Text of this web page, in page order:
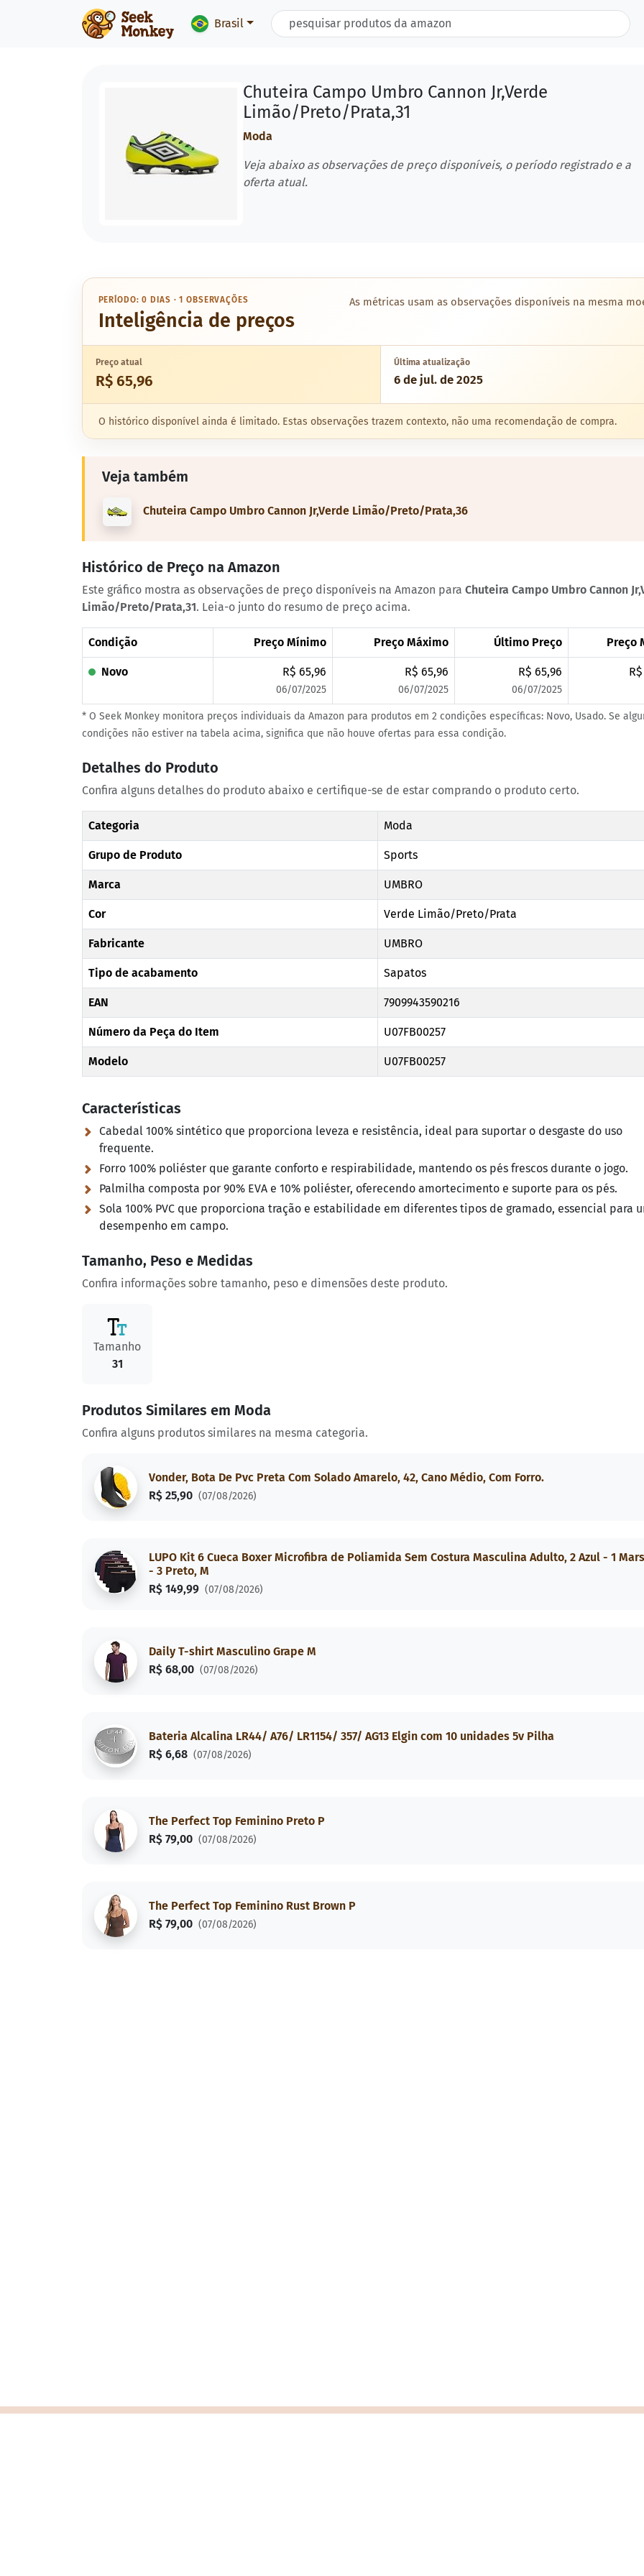
Brasil
Chuteira Campo Umbro Cannon Jr,Verde
Limão/Preto/Prata,31
Moda
Veja abaixo as observações de preço disponíveis, o período registrado e a
oferta atual.
PERÍODO: 0 DIAS · 1 OBSERVAÇÕES
Inteligência de preços
As métricas usam as observações disponíveis na mesma
Preço atual
R$ 65,96
Última atualização
6 de jul. de 2025
O histórico disponível ainda é limitado. Estas observações trazem contexto, não uma recomendação de compra.
Veja também
Chuteira Campo Umbro Cannon Jr,Verde Limão/Preto/Prata,36
Histórico de Preço na Amazon
Este gráfico mostra as observações de preço disponíveis na Amazon para Chuteira Campo Umbro Cannon
Limão/Preto/Prata,31. Leia-o junto do resumo de preço acima.
Condição Preço Mínimo Preço Máximo Último Preço Preço
Novo R$ 65,96
06/07/2025
R$ 65,96
06/07/2025
R$ 65,96
06/07/2025
* O Seek Monkey monitora preços individuais da Amazon para produtos em 2 condições específicas: Novo, Usado. Se
condições não estiver na tabela acima, significa que não houve ofertas para essa condição.
Detalhes do Produto
Confira alguns detalhes do produto abaixo e certifique-se de estar comprando o produto certo.
Categoria Moda
Grupo de Produto Sports
Marca UMBRO
Cor Verde Limão/Preto/Prata
Fabricante UMBRO
Tipo de acabamento Sapatos
EAN 7909943590216
Número da Peça do Item U07FB00257
Modelo U07FB00257
Características
Cabedal 100% sintético que proporciona leveza e resistência, ideal para suportar o desgaste do uso
frequente.
Forro 100% poliéster que garante conforto e respirabilidade, mantendo os pés frescos durante o jogo.
Palmilha composta por 90% EVA e 10% poliéster, oferecendo amortecimento e suporte para os pés.
Sola 100% PVC que proporciona tração e estabilidade em diferentes tipos de gramado, essencial para
desempenho em campo.
Tamanho, Peso e Medidas
Confira informações sobre tamanho, peso e dimensões deste produto.
Tamanho
31
Produtos Similares em Moda
Confira alguns produtos similares na mesma categoria.
Vonder, Bota De Pvc Preta Com Solado Amarelo, 42, Cano Médio, Com Forro.
R$ 25,90 (07/08/2026)
LUPO Kit 6 Cueca Boxer Microfibra de Poliamida Sem Costura Masculina Adulto, 2 Azul - 1
- 3 Preto, M
R$ 149,99 (07/08/2026)
Daily T-shirt Masculino Grape M
R$ 68,00 (07/08/2026)
Bateria Alcalina LR44/ A76/ LR1154/ 357/ AG13 Elgin com 10 unidades 5v Pilha
R$ 6,68 (07/08/2026)
The Perfect Top Feminino Preto P
R$ 79,00 (07/08/2026)
The Perfect Top Feminino Rust Brown P
R$ 79,00 (07/08/2026)